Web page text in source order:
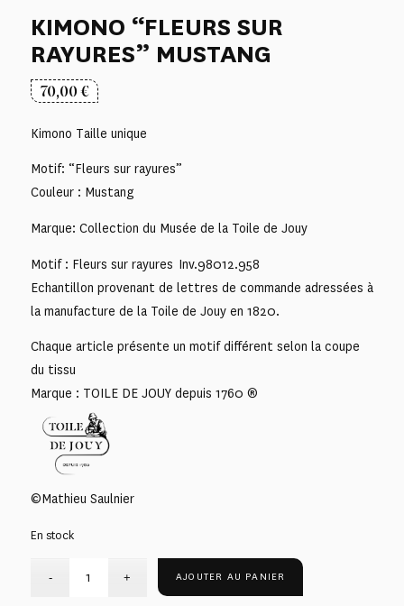
KIMONO “FLEURS SUR
RAYURES” MUSTANG
70,00€
Kimono Taille unique
Motif: “Fleurs sur rayures”
Couleur : Mustang
Marque: Collection du Musée de la Toile de Jouy
Motif : Fleurs sur rayures Inv.98012.958
Echantillon provenant de lettres de commande adressées à
la manufacture de la Toile de Jouy en 1820.
Chaque article présente un motif différent selon la coupe
du tissu
Marque : TOILE DE JOUY depuis 1760 ®
©Mathieu Saulnier
En stock
AJOUTER AU PANIER